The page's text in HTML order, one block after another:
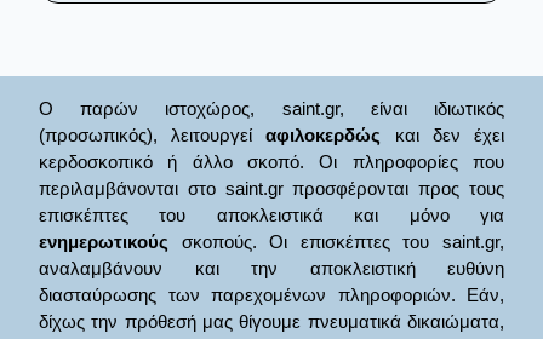
Ο παρών ιστοχώρος, saint.gr, είναι ιδιωτικός
(προσωπικός), λειτουργείαφιλοκερδώς και δεν έχει
κερδοσκοπικό ή άλλο σκοπό. Οι πληροφορίες που
περιλαμβάνονται στο saint.gr προσφέρονται προς τους
επισκέπτες του αποκλειστικά και μόνο για
ενημερωτικούς σκοπούς. Οι επισκέπτες του saint.gr,
αναλαμβάνουν και την αποκλειστική ευθύνη
διασταύρωσης των παρεχομένων πληροφοριών. Εάν,
δίχως την πρόθεσή μας θίγουμε πνευματικά δικαιώματα,